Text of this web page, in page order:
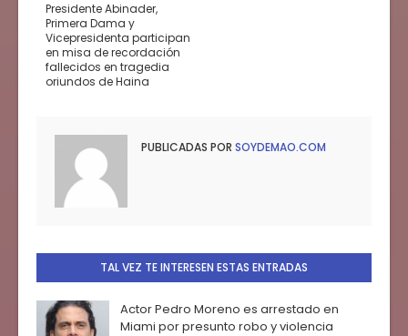
Presidente Abinader,
Primera Dama y
Vicepresidenta participan
en misa de recordación
fallecidos en tragedia
oriundos de Haina
PUBLICADAS POR SOYDEMAO.COM
TAL VEZ TE INTERESEN ESTAS ENTRADAS
Actor Pedro Moreno es arrestado en
Miami por presunto robo y violencia